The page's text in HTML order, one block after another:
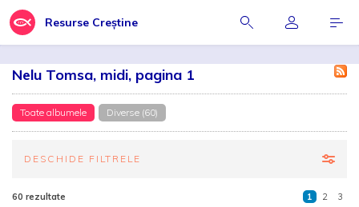
Resurse Creștine
Nelu Tomsa, midi, pagina 1
Toate albumele Diverse (60)
DESCHIDE FILTRELE
60 rezultate 1 2 3